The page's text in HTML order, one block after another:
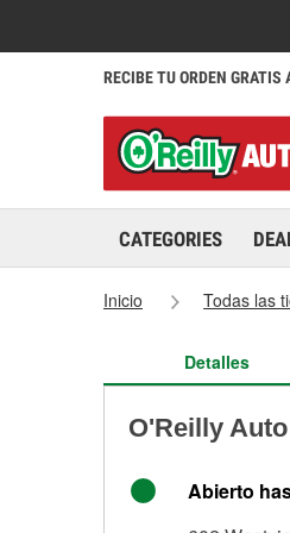
RECIBE TU ORDEN
CATEGORIES
Inicio Todas las
Detalles
O'Reilly
Abierto